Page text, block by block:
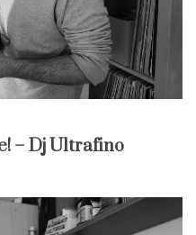
– Dj Ultrafino